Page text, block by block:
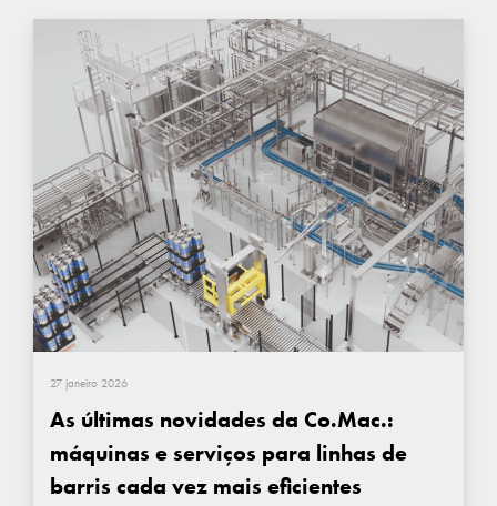
27 janeiro 2026
As últimas novidades da Co.Mac.:
máquinas e serviços para linhas de
barris cada vez mais eficientes